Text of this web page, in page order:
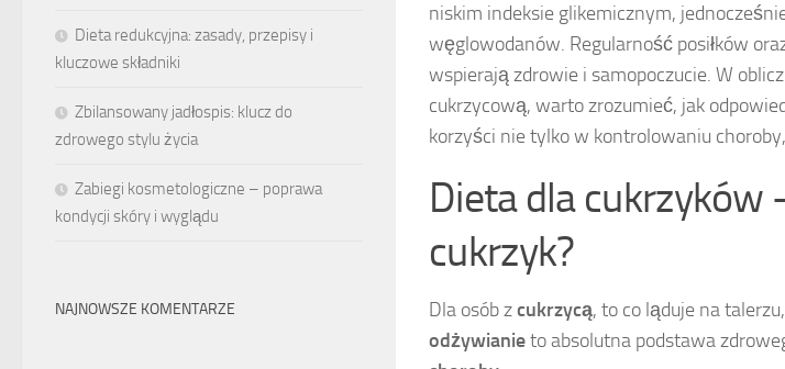
niskim indeksie glikemicznym,
węglowodanów. Regularność posiłków
wspierają zdrowie i samopoczucie. W
cukrzycową, warto zrozumieć, jak
korzyści nie tylko w kontrolowaniu
Dieta dla cukrzyków
cukrzyk?
Dla osób zcukrzycą, to co ląduje na
odżywianieto absolutna podstawa
Dieta redukcyjna: zasady, przepisy i
kluczowe składniki
Zbilansowany jadłospis: klucz do
zdrowego stylu życia
Zabiegi kosmetologiczne – poprawa
kondycji skóry i wyglądu
NAJNOWSZE KOMENTARZE